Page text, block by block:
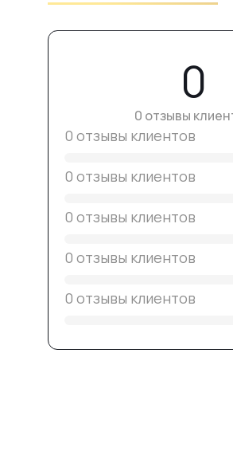
0
0 отзывы
0 отзывы клиентов
0 отзывы клиентов
0 отзывы клиентов
0 отзывы клиентов
0 отзывы клиентов